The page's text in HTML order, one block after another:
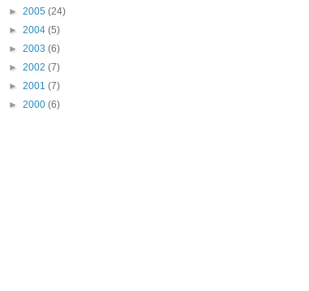
► 2005 (24)
► 2004 (5)
► 2003 (6)
► 2002 (7)
► 2001 (7)
► 2000 (6)